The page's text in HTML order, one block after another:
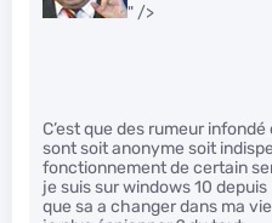
" />
C’est que des rumeur
sont soit anonyme soit
fonctionnement de certain
je suis sur windows 10
que sa a changer dans ma